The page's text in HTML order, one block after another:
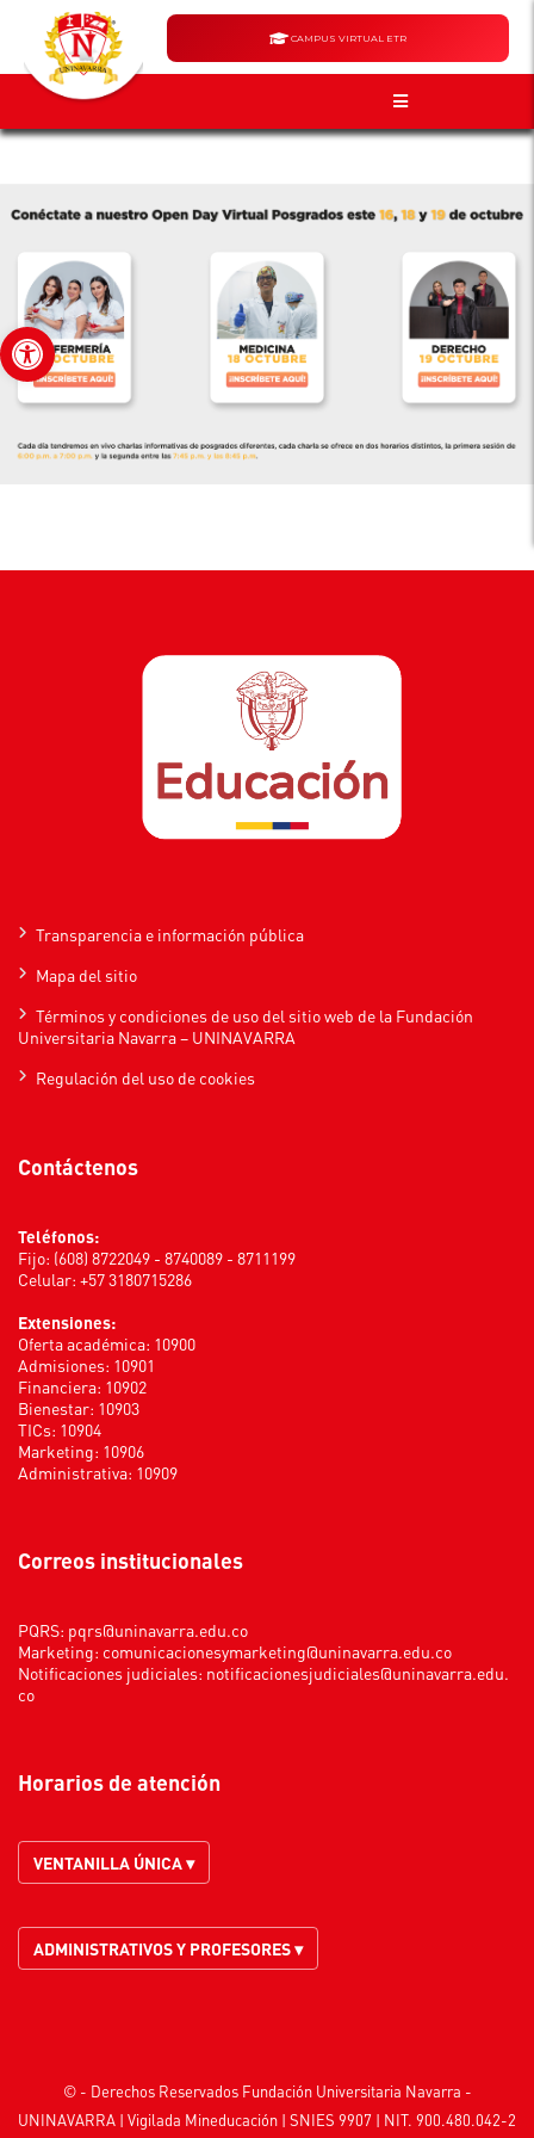
Abrir barra de herramientas
CAMPUS VIRTUAL ETR
Transparencia e información pública
Mapa del sitio
Términos y condiciones de uso del sitio web de la Fundación
Universitaria Navarra – UNINAVARRA
Regulación del uso de cookies
Contáctenos
Teléfonos:
Fijo: (608) 8722049 - 8740089 - 8711199
Celular: +57 3180715286
Extensiones:
Oferta académica: 10900
Admisiones: 10901
Financiera: 10902
Bienestar: 10903
TICs: 10904
Marketing: 10906
Administrativa: 10909
Correos institucionales
PQRS: pqrs@uninavarra.edu.co
Marketing: comunicacionesymarketing@uninavarra.edu.co
Notificaciones judiciales: notificacionesjudiciales@uninavarra.edu.
co
Horarios de atención
VENTANILLA ÚNICA ▾
ADMINISTRATIVOS Y PROFESORES ▾
© - Derechos Reservados Fundación Universitaria Navarra -
UNINAVARRA | Vigilada Mineducación | SNIES 9907 | NIT. 900.480.042-2